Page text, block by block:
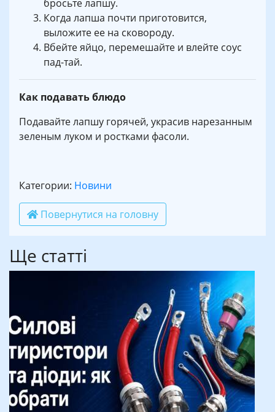
бросьте лапшу.
Когда лапша почти приготовится,
выложите ее на сковороду.
Вбейте яйцо, перемешайте и влейте соус
пад-тай.
Как подавать блюдо
Подавайте лапшу горячей, украсив нарезанным
зеленым луком и ростками фасоли.
Категории: Новини
Повернутися на головну
Ще статті